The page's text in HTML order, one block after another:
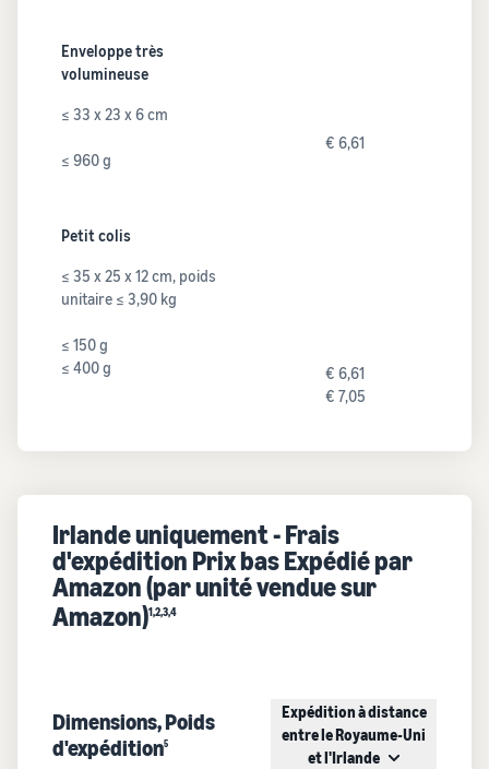
Enveloppe très
volumineuse
≤ 33 x 23 x 6 cm
≤ 960 g
€ 6,61
Petit colis
≤ 35 x 25 x 12 cm, poids
unitaire ≤ 3,90 kg
≤ 150 g
≤ 400 g
€ 6,61
€ 7,05
Irlande uniquement - Frais
d'expédition Prix bas Expédié par
Amazon (par unité vendue sur
Amazon)1,2,3,4
Dimensions, Poids
d'expédition5
Expédition à distance
entre le Royaume-Uni
et l'Irlande